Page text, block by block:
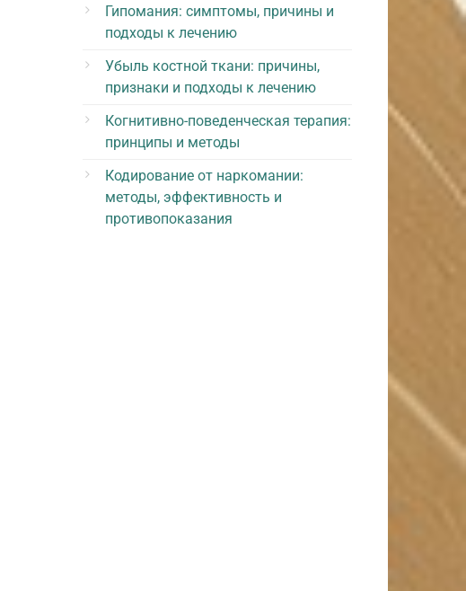
Гипомания: симптомы, причины и
подходы к лечению
Убыль костной ткани: причины,
признаки и подходы к лечению
Когнитивно-поведенческая терапия:
принципы и методы
Кодирование от наркомании:
методы, эффективность и
противопоказания